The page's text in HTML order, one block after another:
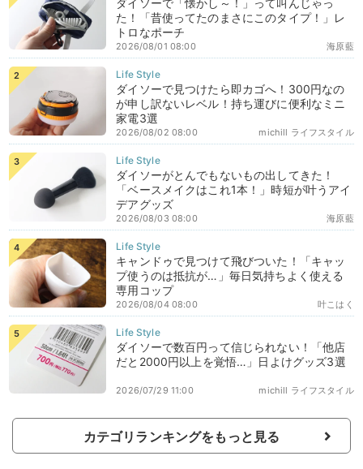
た！「昔使ってたのまさにこのタイプ！」レ
トロなポーチ
海原藍
2026/08/01 08:00
ダイソーで見つけたら即カゴへ！300円なの
が申し訳ないレベル！持ち運びに便利なミニ
家電3選
michill ライフスタイル
2026/08/02 08:00
ダイソーがとんでもないもの出してきた！
「ベースメイクはこれ1本！」時短が叶うアイ
デアグッズ
海原藍
2026/08/03 08:00
キャンドゥで見つけて飛びついた！「キャッ
プ使うのは抵抗が…」毎日気持ちよく使える
専用コップ
叶こはく
2026/08/04 08:00
ダイソーで数百円って信じられない！「他店
だと2000円以上を覚悟…」日よけグッズ3選
michill ライフスタイル
2026/07/29 11:00
カテゴリランキングをもっと見る